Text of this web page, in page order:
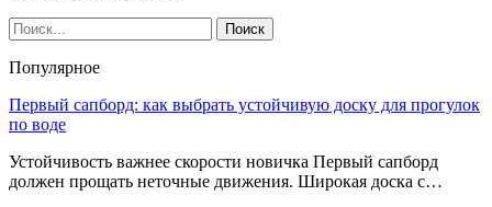
Популярное
Первый сапборд: как выбрать устойчивую доску для прогулок
по воде
Устойчивость важнее скорости новичка Первый сапборд
должен прощать неточные движения. Широкая доска с…